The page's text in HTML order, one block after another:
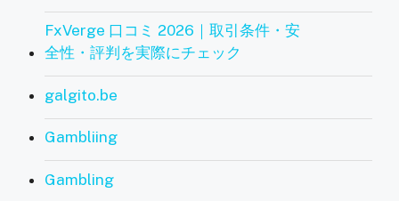
FxVerge 口コミ 2026｜取引条件・安
全性・評判を実際にチェック
galgito.be
Gambliing
Gambling